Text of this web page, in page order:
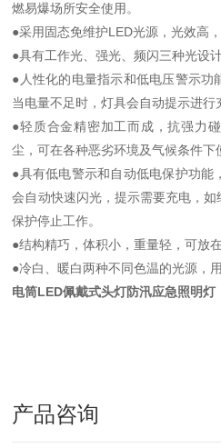
燃易爆场所安全使用。
●采用固态免维护LED光源，光效高
●具有工作光、强光、频闪三种光设
●人性化的电量指示和低电压警示功
当电量不足时，灯具会自动提示进行
●轻质合金精密加工而成，抗强力
尘，可在各种恶劣环境及气候条件下
●具有低电警示和自动低电保护功能
会自动快速闪光，提示需要充电，
保护停止工作。
●结构精巧，体积小，重量轻，可放
●冷白、暖白两种不同色温的光源，
电筒LED佩戴式头灯防汛应急照明灯
产品咨询